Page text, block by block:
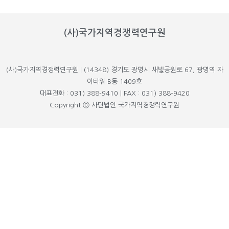
(사)국가지역경쟁력연구원
(사)국가지역경쟁력연구원 | (14348) 경기도 광명시 새빛공원로 67, 광명역 자
이타워 B동 1409호
대표전화 : 031) 388-9410 | FAX : 031) 388-9420
Copyright ⓒ 사단법인 국가지역경쟁력연구원